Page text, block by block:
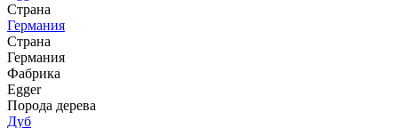
Страна
Германия
Страна
Германия
Фабрика
Egger
Порода дерева
Дуб